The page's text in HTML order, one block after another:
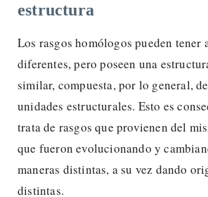
estructura
Los rasgos homólogos pueden tener
diferentes, pero poseen una
similar, compuesta, por lo general,
unidades estructurales. Esto es
trata de rasgos que provienen del
que fueron evolucionando y
maneras distintas, a su vez dando
distintas.